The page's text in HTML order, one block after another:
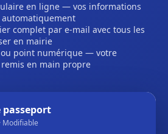
en ligne — vos informations
complet par e-mail avec tous les
en mairie
ou point numérique — votre
en main propre
passeport
Modifiable